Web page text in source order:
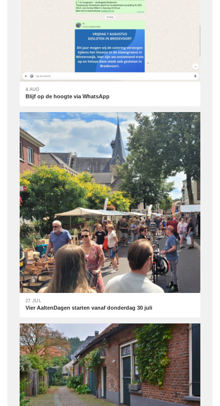
4 AUG
Blijf op de hoogte via WhatsApp
27 JUL
Vier AaltenDagen starten vanaf donderdag 30 juli